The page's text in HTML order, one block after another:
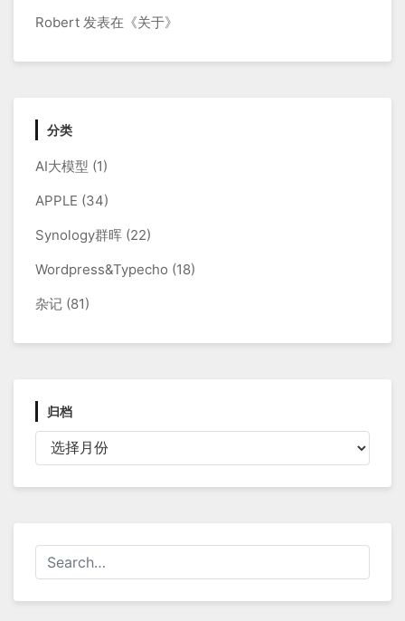
Robert 发表在《关于》
分类
AI大模型 (1)
APPLE (34)
Synology群晖 (22)
Wordpress&Typecho (18)
杂记 (81)
归档
档